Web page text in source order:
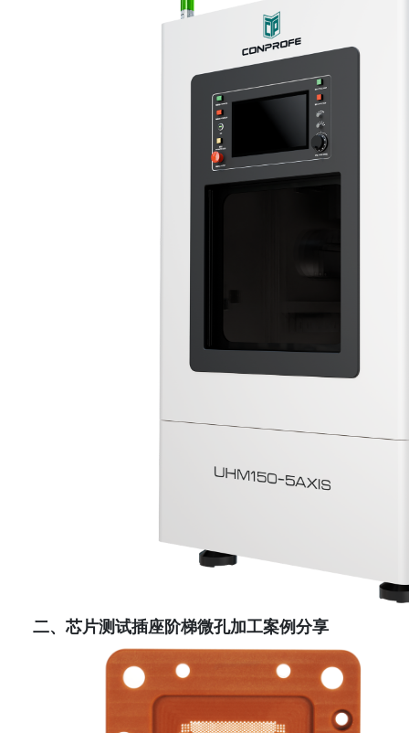
二、芯片测试插座阶梯微孔加工案例分享